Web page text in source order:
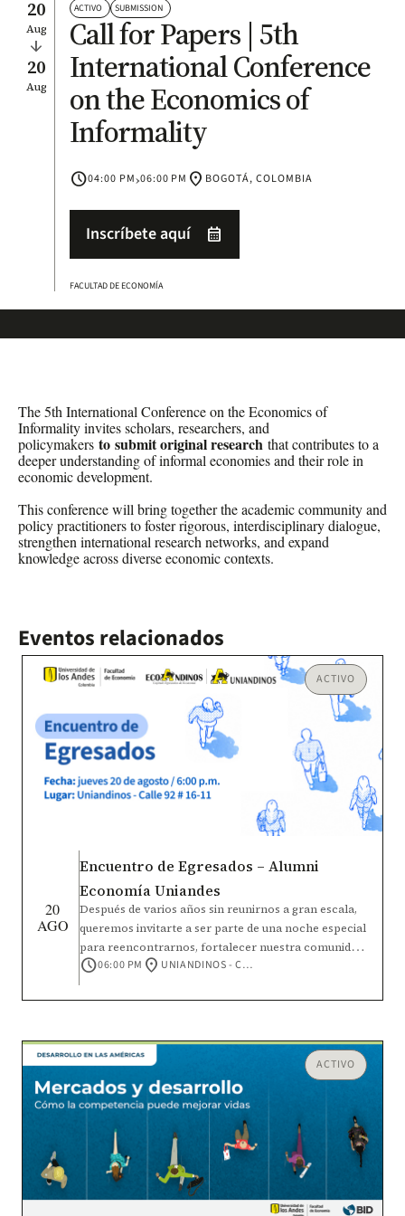
20
Aug
arrow_downward
20
Aug
ACTIVO SUBMISSION
Call for Papers | 5th
International Conference
on the Economics of
Informality
schedule04:00 PM›06:00 PM location_on BOGOTÁ, COLOMBIA
Inscríbete aquí calendar_month
FACULTAD DE ECONOMÍA
The 5th International Conference on the Economics of
Informality invites scholars, researchers, and
policymakers to submit original research that contributes to a
deeper understanding of informal economies and their role in
economic development.
This conference will bring together the academic community and
policy practitioners to foster rigorous, interdisciplinary dialogue,
strengthen international research networks, and expand
knowledge across diverse economic contexts.
Eventos relacionados
ACTIVO
20
AGO
Encuentro de Egresados – Alumni
Economía Uniandes
Después de varios años sin reunirnos a gran escala,
queremos invitarte a ser parte de una noche especial
para reencontrarnos, fortalecer nuestra comunidad
y seguir construyendo el futuro de Economía
principales avances y retos de la Facultad y la
de cocreación para identificar intereses comunes y
dar vida a nuevas microcomunidades de egresados.
schedule06:00 PM location_on UNIANDINOS - CALLE 92 #16-11
ACTIVO